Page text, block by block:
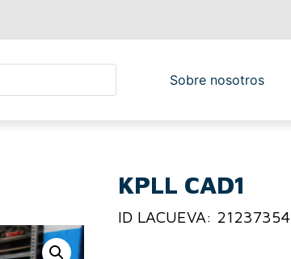
Sobre nosotros
KPLL CAD1
ID LACUEVA: 21237354